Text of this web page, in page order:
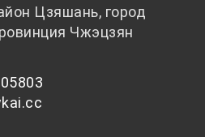
гранулят
Цзяшань, город
Чжэцзян